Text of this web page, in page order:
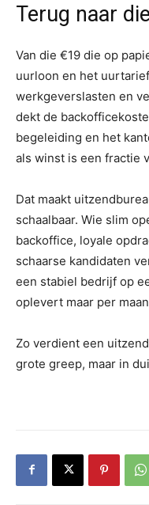
Terug naar
Van die €19 die op
uurloon en het
werkgeverslasten en
dekt de
begeleiding en het
als winst is een fractie
Dat maakt
schaalbaar. Wie slim
backoffice, loyale
schaarse kandidaten
een stabiel bedrijf op
oplevert maar per
Zo verdient een
grote greep, maar in